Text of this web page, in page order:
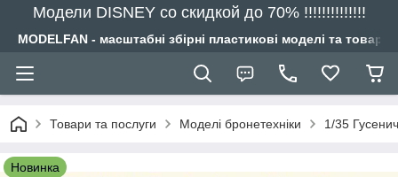
Модели DISNEY со скидкой до 70% !!!!!!!!!!!!!!
MODELFAN - масштабні збірні пластикові моделі та
Товари та послуги Моделі бронетехніки 1/35
Новинка